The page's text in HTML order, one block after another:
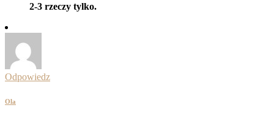
2-3 rzeczy tylko.
Odpowiedz
Ola